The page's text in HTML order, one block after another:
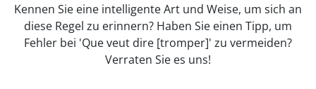
Kennen Sie eine intelligente Art und Weise, um sich an
diese Regel zu erinnern? Haben Sie einen Tipp, um
Fehler bei 'Que veut dire [tromper]' zu vermeiden?
Verraten Sie es uns!